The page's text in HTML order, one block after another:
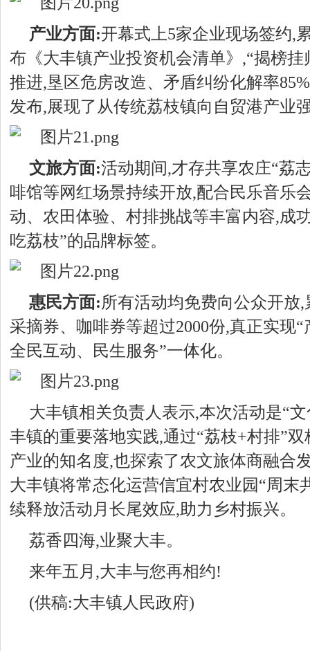
产业方面:开幕式上5家企业现场签约,
布《大丰镇产业投资机会清单》,“揭榜挂
推进,垦区危房改造、矛盾纠纷化解率
发布,展现了从传统荔枝镇向自贸港产业
文旅方面:活动期间,才存共享农庄“荔
啡馆等网红场景持续开放,配合民乐音乐
动、农田体验、村排挑战等丰富内容,成
吃荔枝”的品牌标签。
惠民方面:所有活动均免费向公众开放
采摘券、咖啡券等超过2000份,真正实现
全民互动、民生服务”一体化。
大丰镇相关负责人表示,本次活动是“
丰镇的重要落地实践,通过“荔枝+村排”
产业的知名度,也探索了农文旅体商融合
大丰镇将常态化运营信宜村农业园“周末
续释放活动月长尾效应,助力乡村振兴。
荔香四海,业聚大丰。
来年五月,大丰与您再相约!
(供稿:大丰镇人民政府)